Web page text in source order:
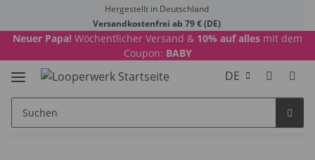
Hergestellt in Deutschland
Versandkostenfrei ab 79 € (DE)
Neuer Papa! Wöchentlicher Versand & 10% auf alles mit dem
Coupon: BABY
DE